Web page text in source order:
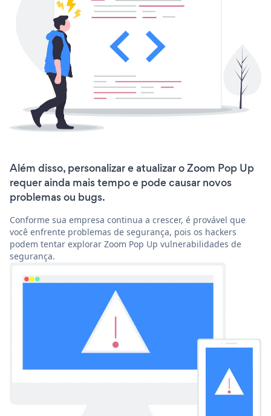
Além disso, personalizar e atualizar o Zoom Pop Up
requer ainda mais tempo e pode causar novos
problemas ou bugs.
Conforme sua empresa continua a crescer, é provável que
você enfrente problemas de segurança, pois os hackers
podem tentar explorar Zoom Pop Up vulnerabilidades de
segurança.